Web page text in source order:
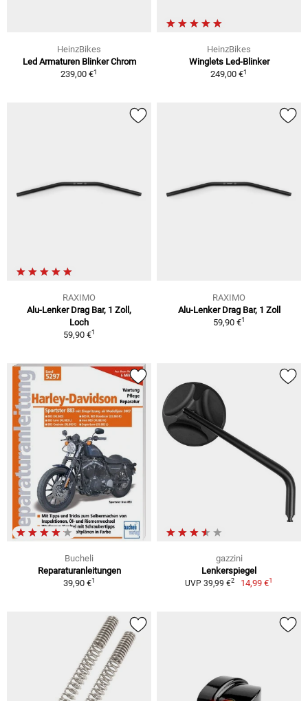
HeinzBikes
Led Armaturen Blinker Chrom
239,00 €1
HeinzBikes
Winglets Led-Blinker
249,00 €1
RAXIMO
Alu-Lenker Drag Bar, 1 Zoll,
Loch
59,90 €1
RAXIMO
Alu-Lenker Drag Bar, 1 Zoll
59,90 €1
Bucheli
Reparaturanleitungen
39,90 €1
gazzini
Lenkerspiegel
UVP 39,99 €2 14,99 €1